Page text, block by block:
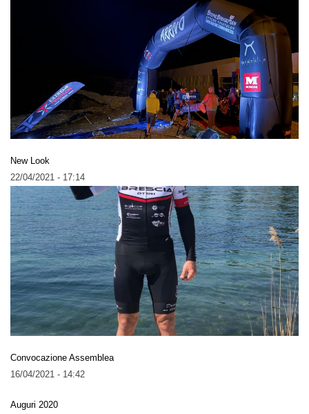
New Look
22/04/2021 - 17:14
Convocazione Assemblea
16/04/2021 - 14:42
Auguri 2020